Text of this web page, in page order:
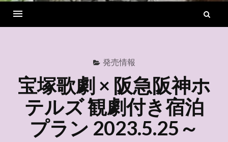
発売情報
宝塚歌劇 × 阪急阪神ホ
テルズ 観劇付き宿泊
プラン 2023.5.25～